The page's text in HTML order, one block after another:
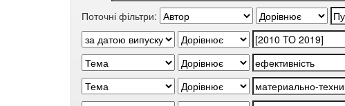
Поточні фільтри: